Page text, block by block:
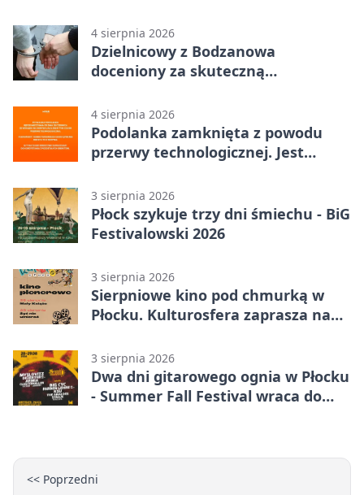
4 sierpnia 2026
Dzielnicowy z Bodzanowa
doceniony za skuteczną
4 sierpnia 2026
Podolanka zamknięta z powodu
przerwy technologicznej. Jest
3 sierpnia 2026
Płock szykuje trzy dni śmiechu - BiG
Festivalowski 2026
3 sierpnia 2026
Sierpniowe kino pod chmurką w
Płocku. Kulturosfera zaprasza na
3 sierpnia 2026
Dwa dni gitarowego ognia w Płocku
- Summer Fall Festival wraca do
<< Poprzedni